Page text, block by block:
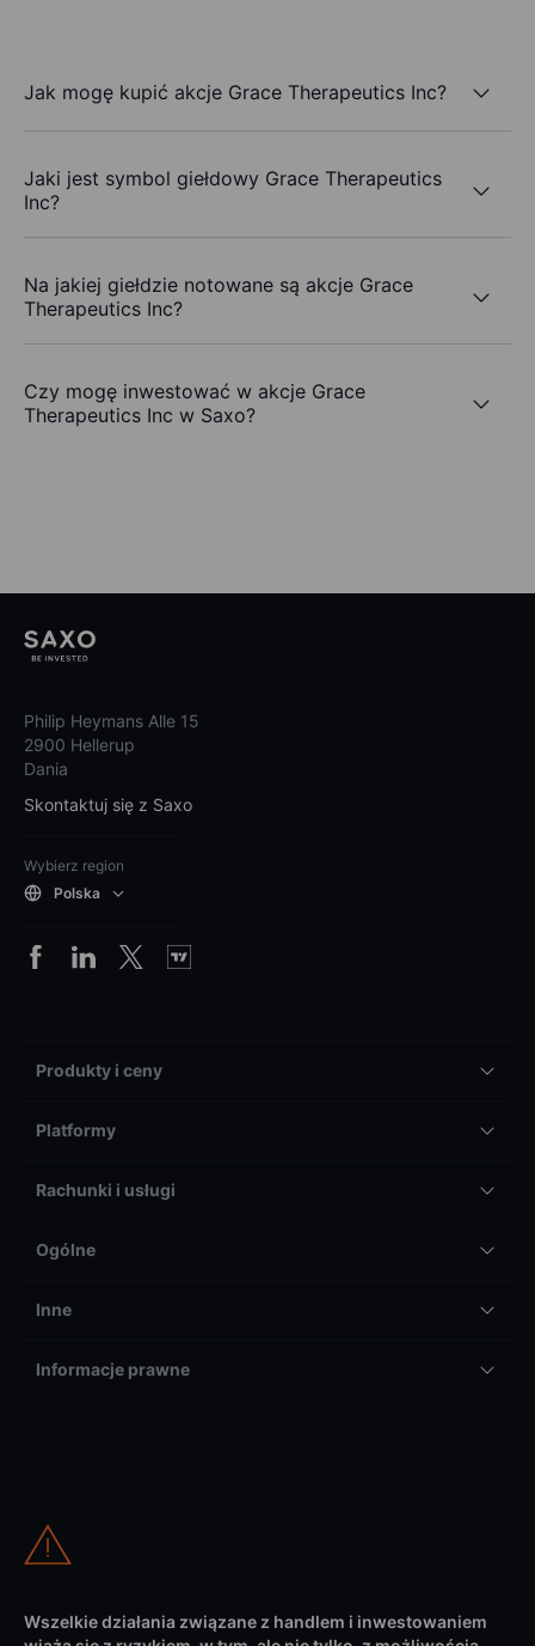
Jak mogę kupić akcje Grace Therapeutics Inc?
Jaki jest symbol giełdowy Grace Therapeutics
Inc?
Na jakiej giełdzie notowane są akcje Grace
Therapeutics Inc?
Czy mogę inwestować w akcje Grace
Therapeutics Inc w Saxo?
Philip Heymans Alle 15
2900 Hellerup
Dania
Skontaktuj się z Saxo
Wybierz region
Polska
Produkty i ceny
Platformy
Rachunki i usługi
Ogólne
Inne
Informacje prawne
Wszelkie działania związane z handlem i inwestowaniem